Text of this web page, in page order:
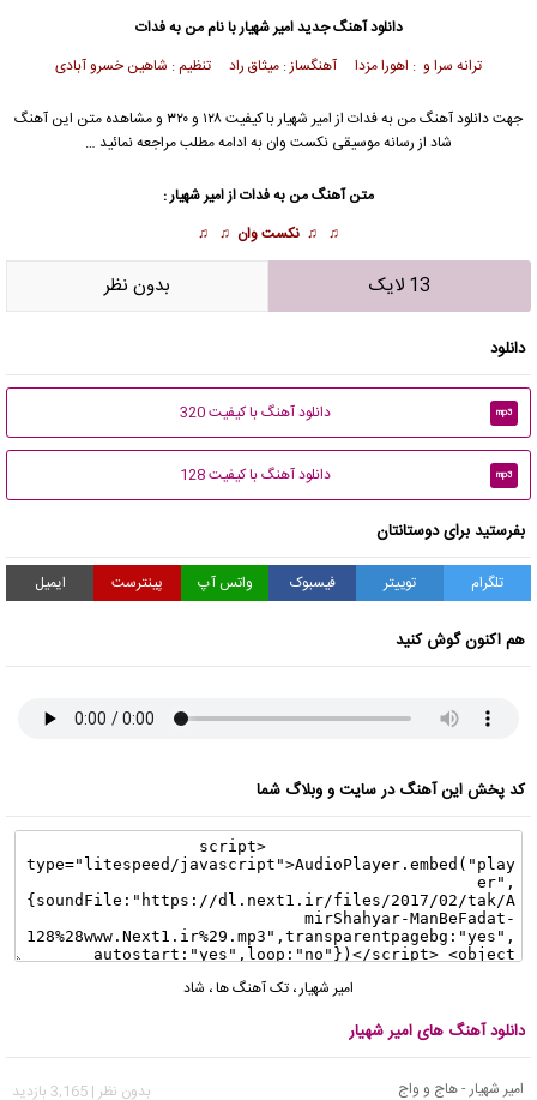
دانلود آهنگ جدیدامیر شهیاربا نام من به فدات
ترانه سرا و : اهورا مزدا آهنگساز : میثاق راد تنظیم : شاهین خسرو آبادی
جهت دانلود آهنگ من به فدات از امیر شهیار
با کیفیت ۱۲۸ و ۳۲۰ و مشاهده متن این آهنگ
شاد از رسانه موسیقی نکست وان به ادامه مطلب مراجعه نمائید …
متن آهنگ من به فدات ازامیر شهیار:
♫ ♫ نکست وان ♫ ♫
13 لایک بدون نظر
دانلود
mp3 دانلود آهنگ با کیفیت 320
mp3 دانلود آهنگ با کیفیت 128
بفرستید برای دوستانتان
تلگرام توییتر فیسبوک واتس آپ پینترست ایمیل
هم اکنون گوش کنید
کد پخش این آهنگ در سایت و وبلاگ شما
امیر شهیار، تک آهنگ ها، شاد
دانلود آهنگ های امیر شهیار
امیر شهیار - هاج و واج بدون نظر | 3,165 بازدید